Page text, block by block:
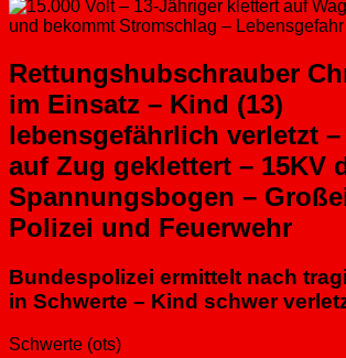
Rettungshubschrauber
im Einsatz – Kind (13)
lebensgefährlich verletzt
auf Zug geklettert – 15KV
Spannungsbogen –
Polizei und Feuerwehr
Bundespolizei ermittelt nach
in Schwerte – Kind schwer
Schwerte (ots)